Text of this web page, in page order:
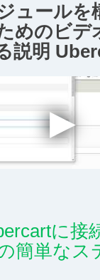
ュールを
めのビデ
説明
に接
簡単なス